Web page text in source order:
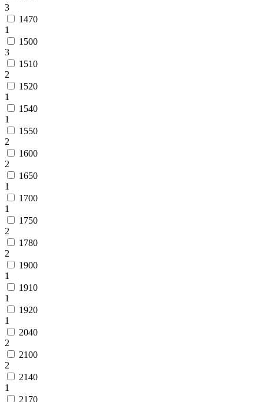
3
1470
1
1500
3
1510
2
1520
1
1540
1
1550
2
1600
2
1650
1
1700
1
1750
2
1780
2
1900
1
1910
1
1920
1
2040
2
2100
2
2140
1
2170